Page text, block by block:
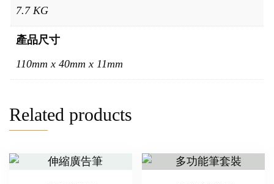
7.7 KG
產品尺寸
110mm x 40mm x 11mm
Related products